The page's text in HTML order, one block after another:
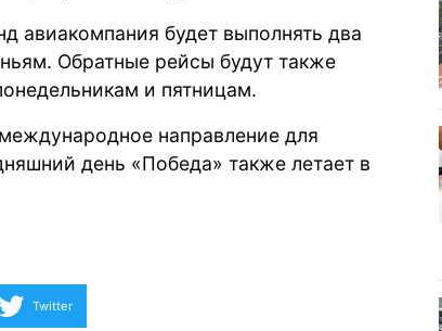
авиакомпания будет выполнять два
Обратные рейсы будут также
и пятницам.
направление для
день «Победа» также летает в
Twitter